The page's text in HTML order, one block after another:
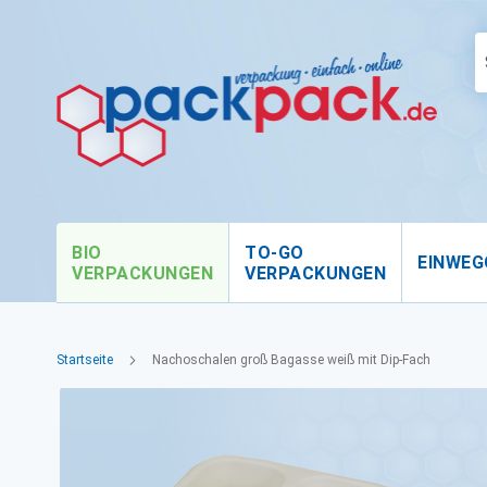
BIO
VERPACKUNGEN
TO-GO
VERPACKUNGEN
Startseite Nachoschalen groß Bagasse weiß mit Dip-Fach